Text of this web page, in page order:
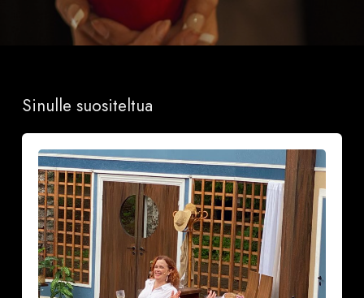
Sinulle suositeltua
pyjama
naurattaa
kyyneliin
Krapin
kesäteatterissa
(VAROITUS,